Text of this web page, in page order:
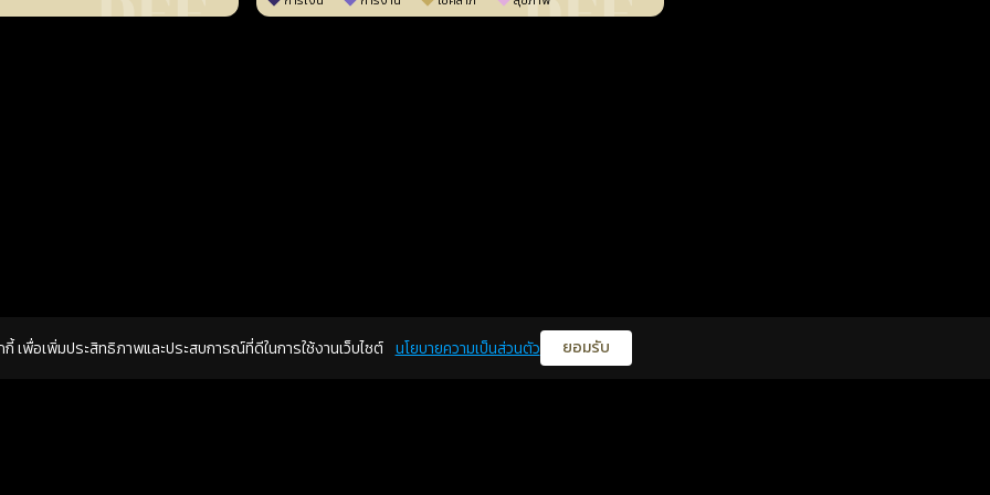
กี้ เพื่อเพิ่มประสิทธิภาพและประสบการณ์ที่ดีในการใช้งานเว็บไซต์ นโยบายความเป็นส่วนตัว ยอมรับ